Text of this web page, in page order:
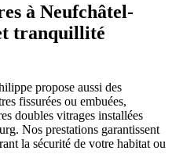
à Neufchâtel-
tranquillité
propose aussi des
fissurées ou embuées,
doubles vitrages installées
Nos prestations garantissent
la sécurité de votre habitat ou